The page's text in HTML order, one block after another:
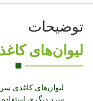
توضیحات
لیوان‌های کاغذی سرد